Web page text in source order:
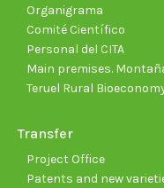
Organigrama
Comité Científico
Personal del CITA
Main premises.
Teruel Rural
Transfer
Project Office
Patents and new